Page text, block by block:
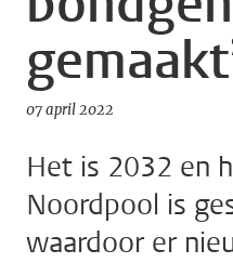
07 april 2022
Het is 2032 en
Noordpool is
waardoor er